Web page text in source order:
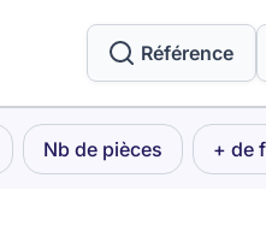
Référence
Nb de pièces + de